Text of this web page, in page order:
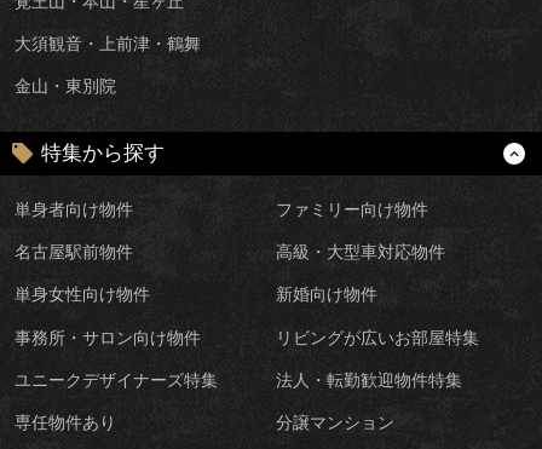
大須観音・上前津・鶴舞
金山・東別院
特集から探す
単身者向け物件 ファミリー向け物件
名古屋駅前物件 高級・大型車対応物件
単身女性向け物件 新婚向け物件
事務所・サロン向け物件 リビングが広いお部屋特集
ユニークデザイナーズ特集 法人・転勤歓迎物件特集
専任物件あり 分譲マンション